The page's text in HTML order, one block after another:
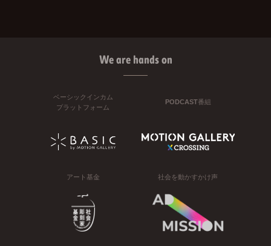
We are hands on
ベーシックインカム
プラットフォーム
PODCAST番組
アート基金 社会を動かすかけ声